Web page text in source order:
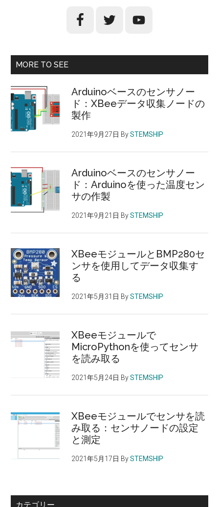
イ
ド
バ
ー
MORE TO SEE
Arduinoベースのセンサノー
ド：XBeeデータ収集ノードの
製作
2021年9月27日 BySTEMSHIP
Arduinoベースのセンサノー
ド：Arduinoを使った温度セン
サの作製
2021年9月21日 BySTEMSHIP
XBeeモジュールとBMP280セ
ンサを使用してデータ収集す
る
2021年5月31日 BySTEMSHIP
XBeeモジュールで
MicroPythonを使ってセンサ
を読み取る
2021年5月24日 BySTEMSHIP
XBeeモジュールでセンサを読
み取る：センサノードの設定
と測定
2021年5月17日 BySTEMSHIP
カテゴリー